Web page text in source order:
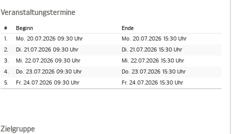
Veranstaltungstermine
# Beginn
Ende
1.
Mo. 20.07.2026 09:30 Uhr
Mo. 20.07.2026 15:30 Uhr
2.
Di. 21.07.2026 09:30 Uhr
Di. 21.07.2026 15:30 Uhr
3.
Mi. 22.07.2026 09:30 Uhr
Mi. 22.07.2026 15:30 Uhr
4.
Do. 23.07.2026 09:30 Uhr
Do. 23.07.2026 15:30 Uhr
5.
Fr. 24.07.2026 09:30 Uhr Fr. 24.07.2026 15:30 Uhr
Zielgruppe